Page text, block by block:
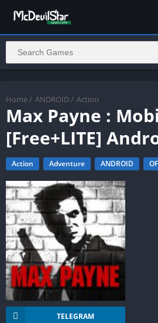
Home / ANDROID / Action
Max Payne :
[Free+LITE]
Action Adventure ANDROID
TELEGRAM